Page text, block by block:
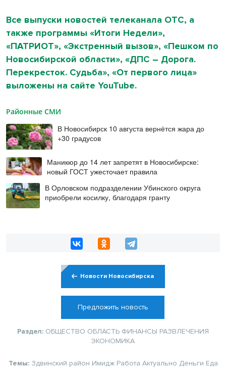
Все выпуски новостей телеканала ОТС, а
также программы «Итоги Недели»,
«ПАТРИОТ», «Экстренный вызов», «Пешком по
Новосибирской области», «ДПС – Дорога.
Перекресток. Судьба», «От первого лица»
выложены на сайте YouTube.
Районные СМИ
В Новосибирск 10 августа вернётся жара до
+30 градусов
Маникюр до 14 лет запретят в Новосибирске:
новый ГОСТ ужесточает правила
В Орловском подразделении Убинского округа
приобрели косилку, благодаря гранту
Новости Новосибирска
Предложить новость
Раздел: ОБЩЕСТВО ОБЛАСТЬ ФИНАНСЫ РАЗВЛЕЧЕНИЯ
ЭКОНОМИКА
Темы: Здвинский район Имидж Работа Актуально Деньги Еда